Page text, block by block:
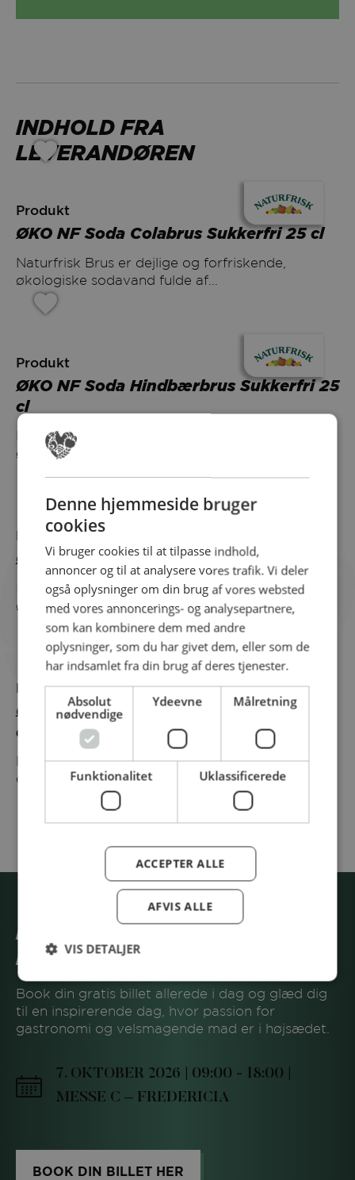
INDHOLD FRA
LEVERANDØREN
Produkt
ØKO NF Soda Colabrus Sukkerfri 25 cl
Naturfrisk Brus er dejlige og forfriskende,
økologiske sodavand fulde af...
Produkt
ØKO NF Soda Hindbærbrus Sukkerfri 25
cl
økologiske sodavand fulde af...
Produkt
ØKO NF Lemonade Lemon & Lime 33 cl
økologiske varianter i...
Produkt
ØKO ND Cocktail Gin & Mango 7,5% 33
cl
og færdigblandede cocktails, lavet på...
BOOK DIN GRATIS BILLET I
DAG
Book din gratis billet allerede i dag og glæd dig
til en inspirerende dag, hvor passion for
gastronomi og velsmagende mad er i højsædet.
7. OKTOBER 2026 | 09:00 - 18:00 |
MESSE C – FREDERICIA
BOOK DIN BILLET HER
Denne hjemmeside bruger
cookies
Vi bruger cookies til at tilpasse indhold,
annoncer og til at analysere vores trafik. Vi deler
også oplysninger om din brug af vores websted
med vores annoncerings- og analysepartnere,
som kan kombinere dem med andre
oplysninger, som du har givet dem, eller som de
har indsamlet fra din brug af deres tjenester.
Absolut
nødvendige
Ydeevne Målretning
Funktionalitet Uklassificerede
ACCEPTER ALLE
AFVIS ALLE
VIS DETALJER